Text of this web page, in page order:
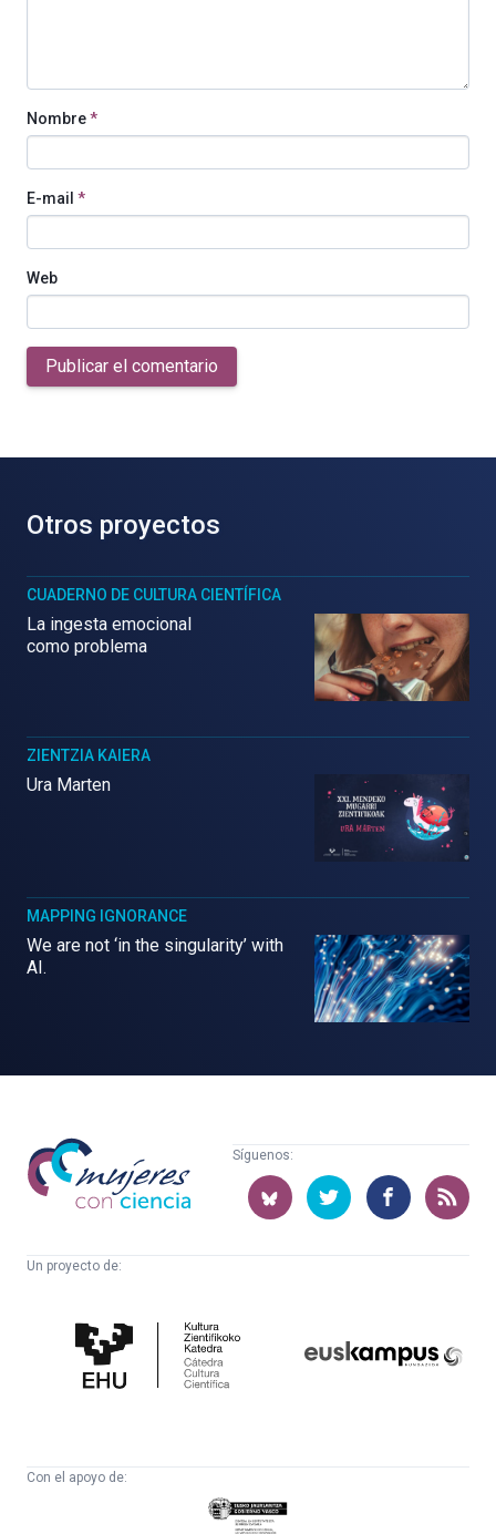
Nombre*
E-mail *
Web
Publicar el comentario
Otros proyectos
CUADERNO DE CULTURA CIENTÍFICA
La ingesta emocional
como problema
ZIENTZIA KAIERA
Ura Marten
MAPPING IGNORANCE
We are not ‘in the singularity’ with
AI.
Mujeres
con
ciencia
Síguenos:
Un proyecto de:
Cultura
Científica
Con el apoyo de:
Eusko